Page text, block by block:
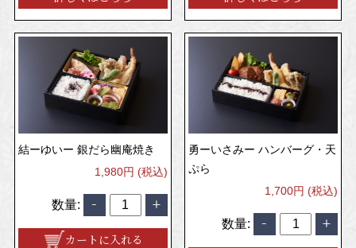
結ーゆいー 銀だら幽庵焼き
1,980円 (税込)
数量:
カートに入れる
勇ーいさみー ハンバーグ・天
ぷら
1,700円 (税込)
数量: